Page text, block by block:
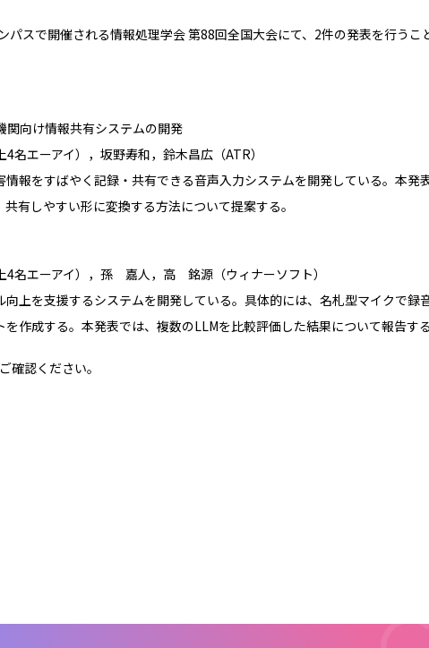
スで開催される情報処理学会 第88回全国大会にて、2件の発表を行うこ
関向け情報共有システムの開発
エーアイ），坂野寿和，鈴木昌広（ATR）
報をすばやく記録・共有できる音声入力システムを開発している。本発
有しやすい形に変換する方法について提案する。
4名エーアイ），孫 嘉人，高 銘源（ウィナーソフト）
上を支援するシステムを開発している。具体的には、名札型マイクで
作成する。本発表では、複数のLLMを比較評価した結果について報告する
確認ください。